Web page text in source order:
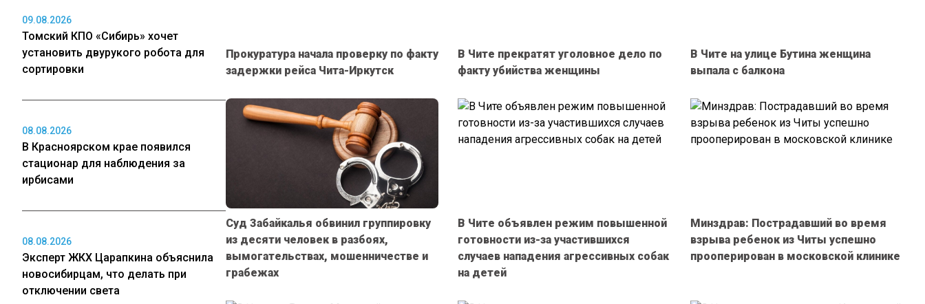
09.08.2026
Томский КПО «Сибирь» хочет
установить двурукого робота для
сортировки
08.08.2026
В Красноярском крае появился
стационар для наблюдения за
ирбисами
08.08.2026
Эксперт ЖКХ Царапкина объяснила
новосибирцам, что делать при
отключении света
Прокуратура начала проверку по факту
задержки рейса Чита-Иркутск
В Чите прекратят уголовное дело по
факту убийства женщины
В Чите на улице Бутина женщина
выпала с балкона
Суд Забайкалья обвинил группировку
из десяти человек в разбоях,
вымогательствах, мошенничестве и
грабежах
В Чите объявлен режим повышенной
готовности из-за участившихся
случаев нападения агрессивных собак
на детей
Минздрав: Пострадавший во время
взрыва ребенок из Читы успешно
прооперирован в московской клинике